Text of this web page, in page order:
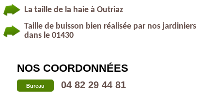
La taille de la haie à Outriaz
Taille de buisson bien réalisée par nos jardiniers
dans le 01430
NOS COORDONNÉES
Bureau 04 82 29 44 81